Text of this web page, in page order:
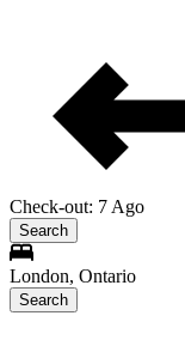
Check-out: 7 Ago
Search
London, Ontario
Search